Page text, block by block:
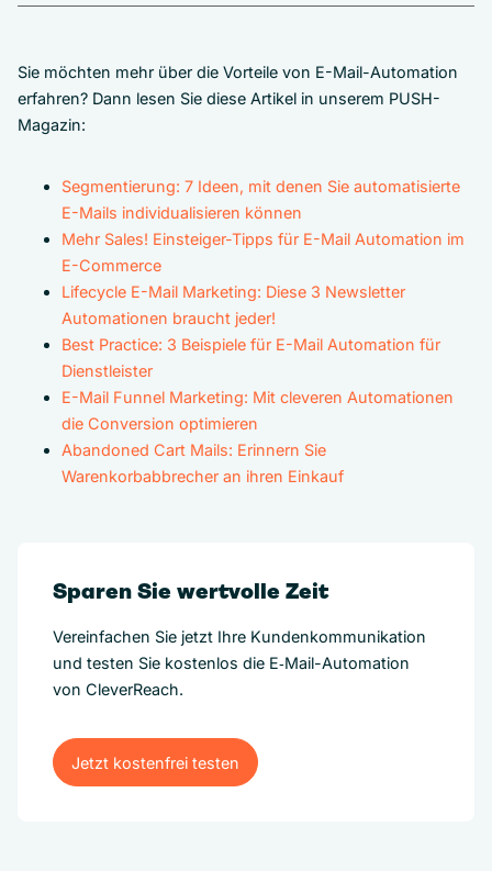
Sie möchten mehr über die Vorteile von E-Mail-Automation
erfahren? Dann lesen Sie diese Artikel in unserem PUSH-
Magazin:
Segmentierung: 7 Ideen, mit denen Sie automatisierte
E-Mails individualisieren können
Mehr Sales! Einsteiger-Tipps für E-Mail Automation im
E-Commerce
Lifecycle E-Mail Marketing: Diese 3 Newsletter
Automationen braucht jeder!
Best Practice: 3 Beispiele für E-Mail Automation für
Dienstleister
E-Mail Funnel Marketing: Mit cleveren Automationen
die Conversion optimieren
Abandoned Cart Mails: Erinnern Sie
Warenkorbabbrecher an ihren Einkauf
Sparen Sie wertvolle Zeit
Vereinfachen Sie jetzt Ihre Kundenkommunikation
und testen Sie kostenlos die E‑Mail-Automation
von CleverReach.
Jetzt kostenfrei testen
Jetzt kostenfrei testen